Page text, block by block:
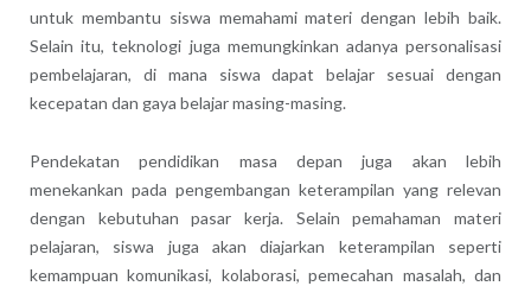
untuk membantu siswa memahami materi dengan lebih baik.
Selain itu, teknologi juga memungkinkan adanya personalisasi
pembelajaran, di mana siswa dapat belajar sesuai dengan
kecepatan dan gaya belajar masing-masing.
Pendekatan pendidikan masa depan juga akan lebih
menekankan pada pengembangan keterampilan yang relevan
dengan kebutuhan pasar kerja. Selain pemahaman materi
pelajaran, siswa juga akan diajarkan keterampilan seperti
kemampuan komunikasi, kolaborasi, pemecahan masalah, dan